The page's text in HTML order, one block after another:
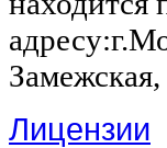
Лицензии